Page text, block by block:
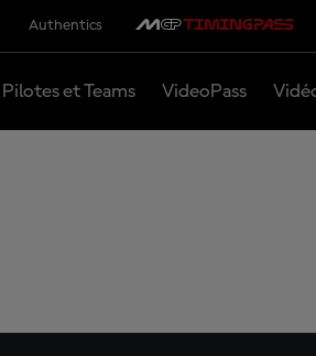
Authentics
Pilotes et Teams VideoPass